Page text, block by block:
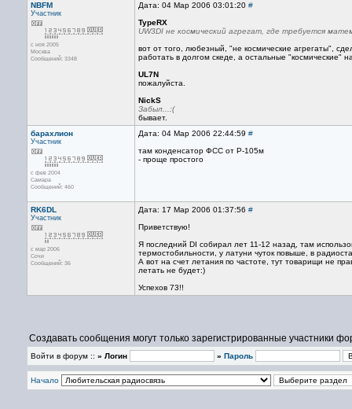
NBFM
Участник
с ноя 2005
Москва
Сообщений: 3348
Дата: 04 Мар 2006 03:01:20 #
TypeRX
UW3DI не космический агрегат, где требуется
вот от того, любезный, "не космические агрегаты",
работать в долгом скеде, а остальные "космические"
UL7N
пожалуйста.
NickS
Забыл...:(
бывает.
барахлион
Участник
с фев 2004
Самара
Сообщений: 460
Дата: 04 Мар 2006 22:44:59 #
там конденсатор ФСС от Р-105м
- проще простого
RK6DL
Участник
с мар 2006
Сочи
Сообщений: 36
Дата: 17 Мар 2006 01:37:56 #
Приветствую!
Я последний DI собирал лет 11-12 назад, там
термостобильности, у латуни чуток повыше, в
А вот на счет летания по частоте, тут товарищи не
летать не будет:)
Успехов 73!!
Создавать сообщения могут только зарегистрированные участники
Войти в форум :: » Логин » Пароль
Начало